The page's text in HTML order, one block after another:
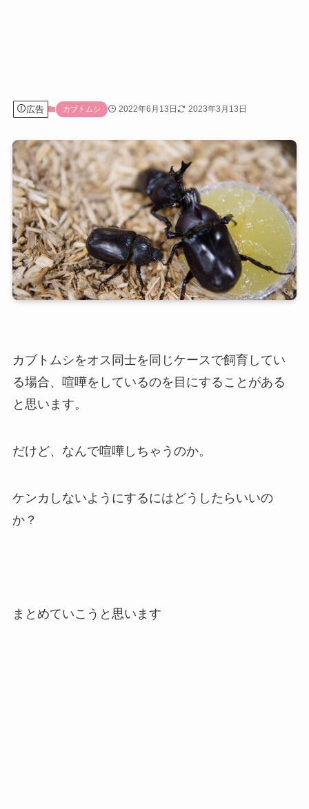
広告 カブトムシ 2022年6月13日 2023年3月13日
カブトムシをオス同士を同じケースで飼育してい
る場合、喧嘩をしているのを目にすることがある
と思います。
だけど、なんで喧嘩しちゃうのか。
ケンカしないようにするにはどうしたらいいの
か？
まとめていこうと思います